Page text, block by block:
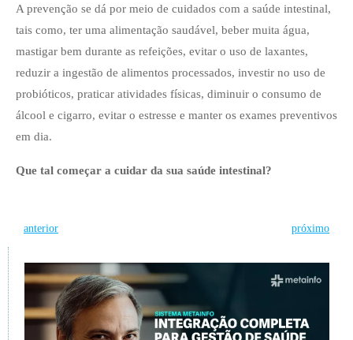
A prevenção se dá por meio de cuidados com a saúde intestinal,
tais como, ter uma alimentação saudável, beber muita água,
mastigar bem durante as refeições, evitar o uso de laxantes,
reduzir a ingestão de alimentos processados, investir no uso de
probióticos, praticar atividades físicas, diminuir o consumo de
álcool e cigarro, evitar o estresse e manter os exames preventivos
em dia.
Que tal começar a cuidar da sua saúde intestinal?
Post
anterior próximo